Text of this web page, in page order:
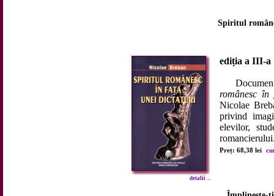
Spiritul
detalii ...
ediția a III-a
Document
românesc
Nicolae
privind
elevilor,
Preț: 68,38 lei